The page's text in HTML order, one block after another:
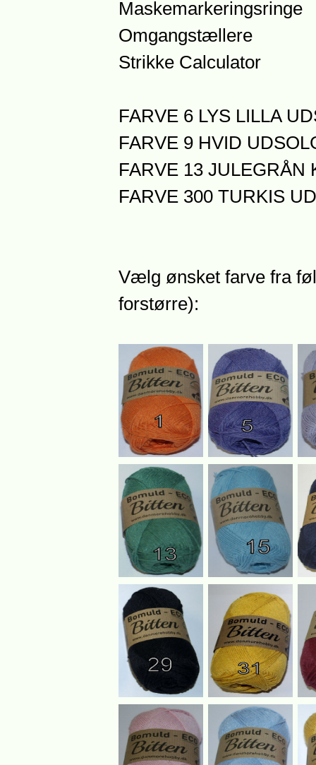
Maskemarkeringsringe
Omgangstællere
Strikke Calculator
FARVE 6 LYS LILLA
FARVE 9 HVID
FARVE 13 JULEGRÅN
FARVE 300 TURKIS
Vælg ønsket farve fra
forstørre):